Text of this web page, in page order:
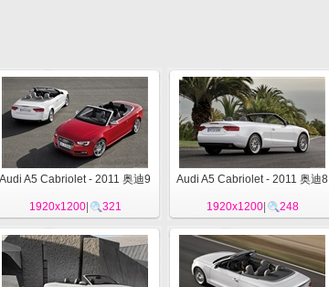
Audi A5 Cabriolet - 2011 奥迪9
1920x1200| 321
Audi A5 Cabriolet - 2011 奥迪8
1920x1200| 248